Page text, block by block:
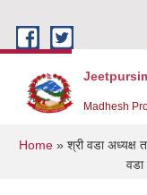
Madhesh
You are
Home» श्री वडा अध्यक्ष
वडा